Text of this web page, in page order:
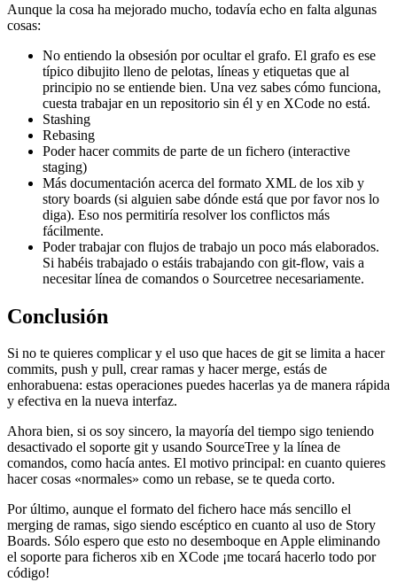
Aunque la cosa ha mejorado mucho, todavía echo en falta algunas
cosas:
No entiendo la obsesión por ocultar el grafo. El grafo es ese
típico dibujito lleno de pelotas, líneas y etiquetas que al
principio no se entiende bien. Una vez sabes cómo funciona,
cuesta trabajar en un repositorio sin él y en XCode no está.
Stashing
Rebasing
Poder hacer commits de parte de un fichero (interactive
staging)
Más documentación acerca del formato XML de los xib y
story boards (si alguien sabe dónde está que por favor nos lo
diga). Eso nos permitiría resolver los conflictos más
fácilmente.
Poder trabajar con flujos de trabajo un poco más elaborados.
Si habéis trabajado o estáis trabajando con git-flow, vais a
necesitar línea de comandos o Sourcetree necesariamente.
Conclusión
Si no te quieres complicar y el uso que haces de git se limita a hacer
commits, push y pull, crear ramas y hacer merge, estás de
enhorabuena: estas operaciones puedes hacerlas ya de manera rápida
y efectiva en la nueva interfaz.
Ahora bien, si os soy sincero, la mayoría del tiempo sigo teniendo
desactivado el soporte git y usando SourceTree y la línea de
comandos, como hacía antes. El motivo principal: en cuanto quieres
hacer cosas «normales» como un rebase, se te queda corto.
Por último, aunque el formato del fichero hace más sencillo el
merging de ramas, sigo siendo escéptico en cuanto al uso de Story
Boards. Sólo espero que esto no desemboque en Apple eliminando
el soporte para ficheros xib en XCode ¡me tocará hacerlo todo por
código!